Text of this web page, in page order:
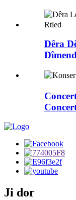
Dêra
Ji dor